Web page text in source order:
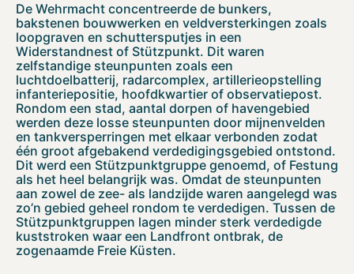
De Wehrmacht concentreerde de bunkers,
bakstenen bouwwerken en veldversterkingen zoals
loopgraven en schuttersputjes in een
Widerstandnest of Stützpunkt. Dit waren
zelfstandige steunpunten zoals een
luchtdoelbatterij, radarcomplex, artillerieopstelling
infanteriepositie, hoofdkwartier of observatiepost.
Rondom een stad, aantal dorpen of havengebied
werden deze losse steunpunten door mijnenvelden
en tankversperringen met elkaar verbonden zodat
één groot afgebakend verdedigingsgebied ontstond.
Dit werd een Stützpunktgruppe genoemd, of Festung
als het heel belangrijk was. Omdat de steunpunten
aan zowel de zee- als landzijde waren aangelegd was
zo’n gebied geheel rondom te verdedigen. Tussen de
Stützpunktgruppen lagen minder sterk verdedigde
kuststroken waar een Landfront ontbrak, de
zogenaamde Freie Küsten.